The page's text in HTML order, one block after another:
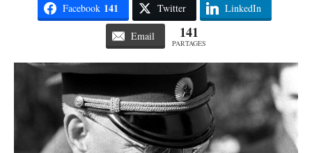
Facebook 141 Twitter LinkedIn
Email 141
PARTAGES